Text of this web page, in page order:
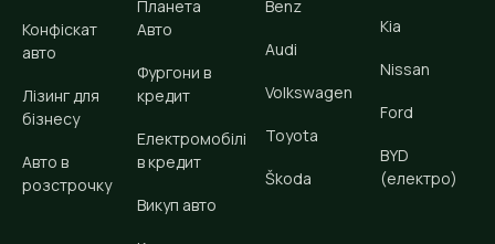
Конфіскат
авто
Лізинг для
бізнесу
Авто в
розстрочку
Планета
Авто
Фургони в
кредит
Електромобілі
в кредит
Викуп авто
Benz
Audi
Volkswagen
Toyota
Škoda
Kia
Nissan
Ford
BYD
(електро)